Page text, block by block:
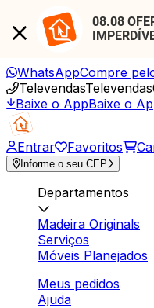
08.08
WhatsAppCompre
TelevendasTelevendas
Baixe o AppBaixe o
Entrar Favoritos
Informe o seu CEP
Departamentos
Madeira Originals
Serviços
Móveis Planejados
Meus pedidos
Ajuda